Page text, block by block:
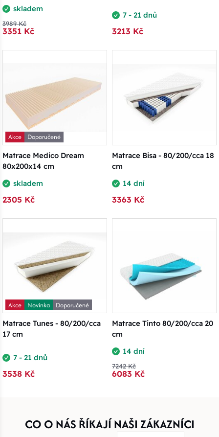
skladem
3989 Kč
3351 Kč
7 - 21 dnů
3213 Kč
Akce
Doporučené
Matrace Medico Dream
80x200x14 cm
skladem
2305 Kč
Matrace Bisa - 80/200/cca 18
cm
14 dní
3363 Kč
Akce Novinka
Doporučené
Matrace Tunes - 80/200/cca
17 cm
7 - 21 dnů
3538 Kč
Matrace Tinto 80/200/cca 20
cm
14 dní
7242 Kč
6083 Kč
CO O NÁS ŘÍKAJÍ NAŠI ZÁKAZNÍCI